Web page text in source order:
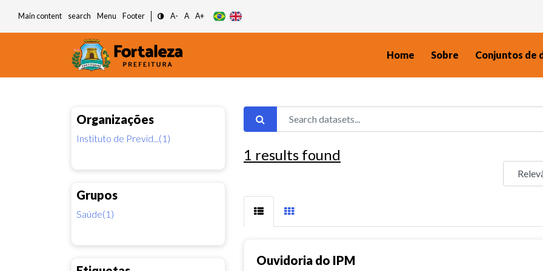
Main content search Menu Footer A- A A+
Home Sobre Conjuntos de
Organizações
Instituto de Previd...(1)
Grupos
Saúde(1)
1 results found
Ouvidoria do IPM